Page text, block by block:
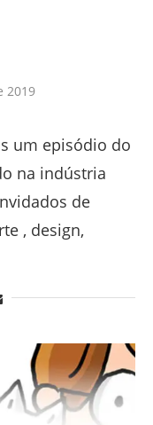
2019
um episódio do
na indústria
de
, design,